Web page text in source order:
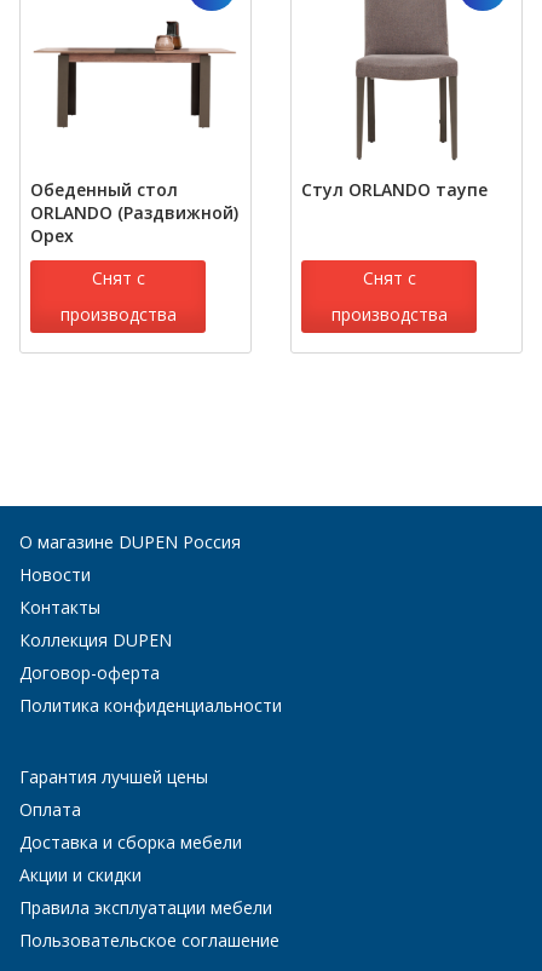
Обеденный стол
ORLANDO (Раздвижной)
Орех
Снят с
производства
Стул ORLANDO таупе
Снят с
производства
О магазине DUPEN Россия
Новости
Контакты
Коллекция DUPEN
Договор-оферта
Политика конфиденциальности
Гарантия лучшей цены
Оплата
Доставка и сборка мебели
Акции и скидки
Правила эксплуатации мебели
Пользовательское соглашение